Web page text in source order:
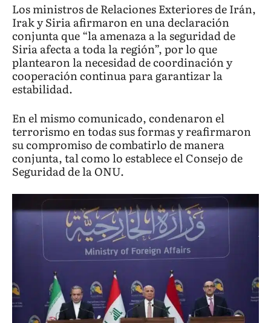
Los ministros de Relaciones Exteriores de Irán,
Irak y Siria afirmaron en una declaración
conjunta que “la amenaza a la seguridad de
Siria afecta a toda la región”, por lo que
plantearon la necesidad de coordinación y
cooperación continua para garantizar la
estabilidad.
En el mismo comunicado, condenaron el
terrorismo en todas sus formas y reafirmaron
su compromiso de combatirlo de manera
conjunta, tal como lo establece el Consejo de
Seguridad de la ONU.